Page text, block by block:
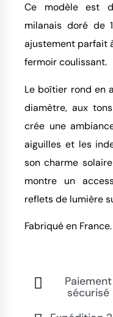
Ce modèle est
milanais doré de
ajustement parfait
fermoir coulissant.
Le boîtier rond en
diamètre, aux
crée une
aiguilles et les
son charme
montre un
reflets de lumière
Fabriqué en France.
Paiement
sécurisé